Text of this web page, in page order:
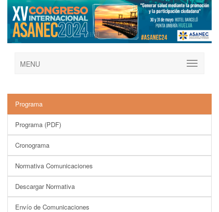
MENU
Programa
Programa (PDF)
Cronograma
Normativa Comunicaciones
Descargar Normativa
Envío de Comunicaciones